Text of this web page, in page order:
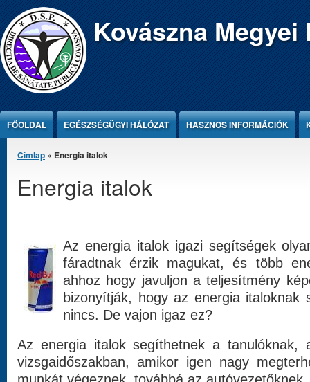
Jump to Content Kovászna
FŐOLDAL EGÉSZSÉGÜGYI HÁLÓZAT HASZNOS INFORMÁCIÓK
Jelenlegi hely
Címlap » Energia italok
Energia italok
Az energia italok igazi segítségek
fáradtnak érzik magukat, és több
ahhoz hogy javuljon a teljesítmény
bizonyítják, hogy az energia italoknak
nincs. De vajon igaz ez?
Az energia italok segíthetnek a tanulóknak,
vizsgaidőszakban, amikor igen nagy